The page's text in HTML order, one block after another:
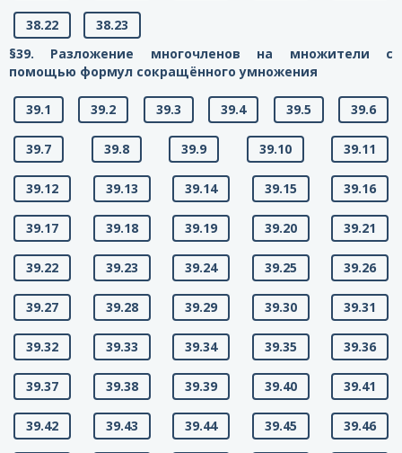
38.22
38.23
§39. Разложение многочленов на множители с
помощью формул сокращённого умножения
39.1 39.2 39.3 39.4 39.5 39.6
39.7 39.8 39.9 39.10 39.11
39.12 39.13 39.14 39.15 39.16
39.17 39.18 39.19 39.20 39.21
39.22 39.23 39.24 39.25 39.26
39.27 39.28 39.29 39.30 39.31
39.32 39.33 39.34 39.35 39.36
39.37 39.38 39.39 39.40 39.41
39.42 39.43 39.44 39.45 39.46